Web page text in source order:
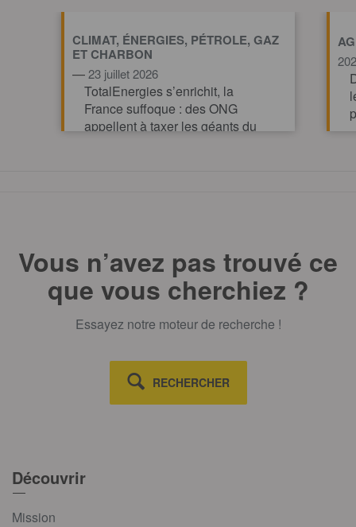
CLIMAT, ÉNERGIES, PÉTROLE, GAZ
ET CHARBON
—23 juillet 2026
TotalEnergies s’enrichit, la
France suffoque : des ONG
appellent à taxer les géants du
Vous n’avez pas trouvé ce
que vous cherchiez ?
Essayez notre moteur de recherche !
RECHERCHER
Découvrir
Mission